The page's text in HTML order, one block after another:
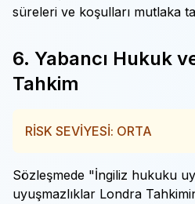
süreleri ve koşulları mutlaka
6. Yabancı Hukuk
Tahkim
RİSK SEVİYESİ: ORTA
Sözleşmede "İngiliz hukuku
uyuşmazlıklar Londra